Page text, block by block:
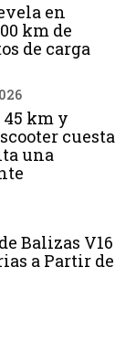
en
km de
de carga
45 km y
cuesta
una
Balizas V16
a Partir de